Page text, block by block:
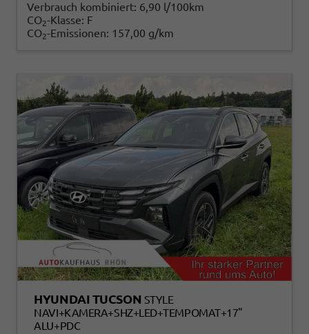
Verbrauch kombiniert: 6,90 l/100km
CO2-Klasse: F
CO2-Emissionen: 157,00 g/km
HYUNDAI TUCSON STYLE
NAVI+KAMERA+SHZ+LED+TEMPOMAT+17"
ALU+PDC